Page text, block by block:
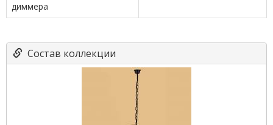
диммера
Состав коллекции